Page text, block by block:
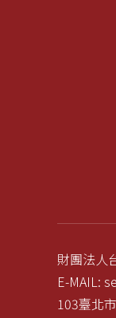
財團法人
E-MAIL:
103臺北